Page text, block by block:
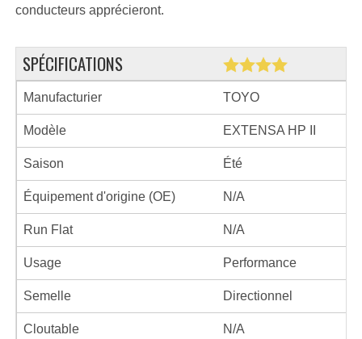
conducteurs apprécieront.
SPÉCIFICATIONS
Manufacturier TOYO
Modèle EXTENSA HP II
Saison Été
Équipement d'origine (OE) N/A
Run Flat N/A
Usage Performance
Semelle Directionnel
Cloutable N/A